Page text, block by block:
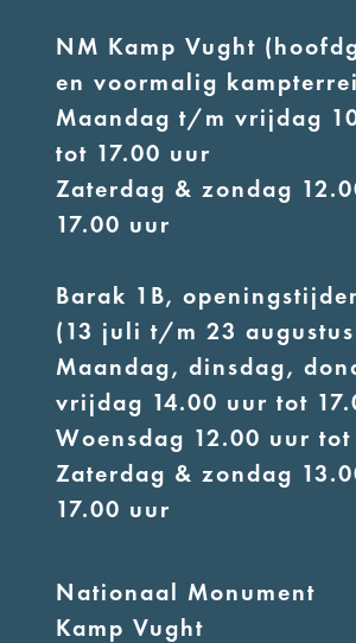
NM Kamp Vught
en voormalig
Maandag t/m vrijdag
tot 17.00 uur
Zaterdag & zondag
17.00 uur
Barak 1B,
(13 juli t/m 23
Maandag, dinsdag,
vrijdag 14.00 uur tot
Woensdag 12.00 uur
Zaterdag & zondag
17.00 uur
Nationaal Monument
Kamp Vught